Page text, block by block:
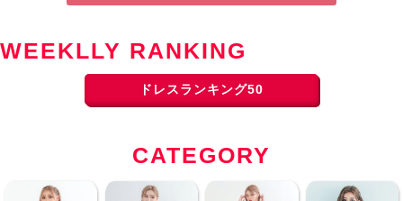
WEEKLLY RANKING
ドレスランキング50
CATEGORY